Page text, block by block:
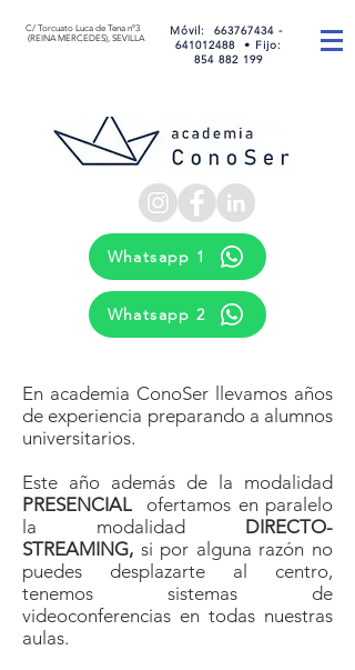
C/ Torcuato Luca de Tena nº3
(REINA MERCEDES), SEVILLA
Móvil:
663767434 -
641012488 • Fijo:
854 882 199
Whatsapp 1
Whatsapp 2
En academia ConoSer llevamos años
de experiencia preparando a alumnos
universitarios.
Este año además de la modalidad
PRESENCIAL
ofertamos en paralelo
la modalidad DIRECTO-
STREAMING, si por alguna razón no
puedes desplazarte al centro,
tenemos sistemas de
videoconferencias en todas nuestras
aulas.